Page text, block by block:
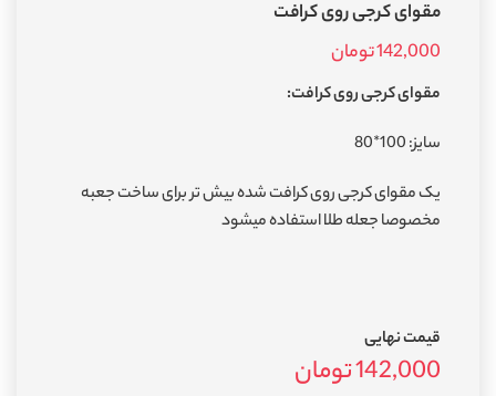
مقوای کرجی روی کرافت
142,000تومان
مقوای کرجی روی کرافت:
سایز: 100*80
یک مقوای کرجی روی کرافت شده بیش تر برای ساخت جعبه
مخصوصا جعله طلا استفاده میشود
قیمت نهایی
142,000تومان